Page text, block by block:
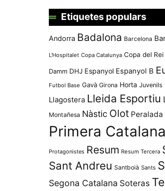
Etiquetes populars
Andorra Badalona Barcelona
L'Hospitalet Copa Catalunya Copa del Rei
Damm DHJ Espanyol Espanyol B
Futbol Base Gavà Girona Horta Juvenils
Llagostera Lleida Esportiu
Montañesa Nàstic Olot Peralada
Primera Catalana
Protagonistes Resum Resum Tercera
Sant Andreu Santboià Sants
Segona Catalana Soteras